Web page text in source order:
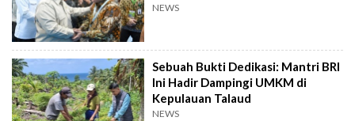
NEWS
Sebuah Bukti Dedikasi: Mantri BRI
Ini Hadir Dampingi UMKM di
Kepulauan Talaud
NEWS